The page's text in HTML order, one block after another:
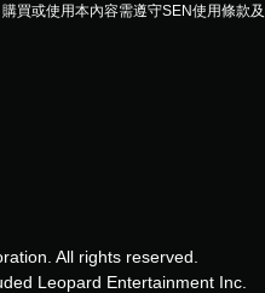
購買或使用本內容需遵守SEN使用條款及
All rights reserved.
Leopard Entertainment Inc.